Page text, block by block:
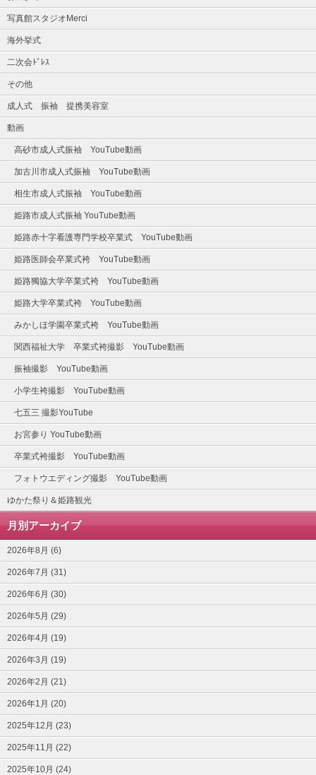
写真館スタジオMerci
海外挙式
二次会ﾄﾞﾚｽ
その他
成人式 振袖 提携美容室
動画
高砂市成人式振袖 YouTube動画
加古川市成人式振袖 YouTube動画
相生市成人式振袖 YouTube動画
姫路市成人式振袖 YouTube動画
姫路赤十字看護専門学校卒業式 YouTube動画
姫路医師会卒業式袴 YouTube動画
姫路獨協大学卒業式袴 YouTube動画
姫路大学卒業式袴 YouTube動画
みかしほ学園卒業式袴 YouTube動画
関西福祉大学 卒業式袴撮影 YouTube動画
振袖撮影 YouTube動画
小学生袴撮影 YouTube動画
七五三 撮影YouTube
お宮参り YouTube動画
卒業式袴撮影 YouTube動画
フォトウエディング撮影 YouTube動画
ゆかた祭り＆姫路観光
月別アーカイブ
2026年8月 (6)
2026年7月 (31)
2026年6月 (30)
2026年5月 (29)
2026年4月 (19)
2026年3月 (19)
2026年2月 (21)
2026年1月 (20)
2025年12月 (23)
2025年11月 (22)
2025年10月 (24)